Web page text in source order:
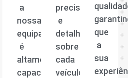
a
nossa
equipa
é
altamente
capacitada
precisas
e
detalhadas
sobre
cada
veículo,
que
a
sua